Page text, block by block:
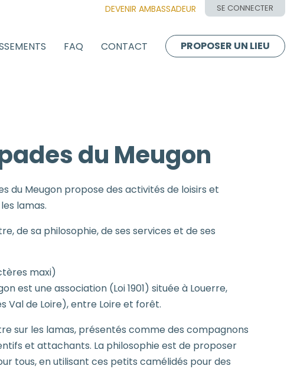
DEVENIR AMBASSADEUR SE CONNECTER
FAQ CONTACT PROPOSER UN LIEU
du Meugon
du Meugon propose des activités de loisirs et
lamas.
de sa philosophie, de ses services et de ses
maxi)
est une association (Loi 1901) située à Louerre,
Val de Loire), entre Loire et forêt.
sur les lamas, présentés comme des compagnons
et attachants. La philosophie est de proposer
tous, en utilisant ces petits camélidés pour des